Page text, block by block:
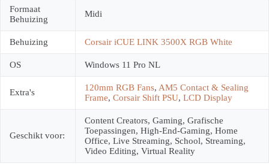
Formaat
Behuizing
Midi
Behuizing Corsair iCUE LINK 3500X RGB White
OS Windows 11 Pro NL
Extra's 120mm RGB Fans, AM5 Contact & Sealing
Frame, Corsair Shift PSU, LCD Display
Geschikt voor:
Content Creators, Gaming, Grafische
Toepassingen, High-End-Gaming, Home
Office, Live Streaming, School, Streaming,
Video Editing, Virtual Reality